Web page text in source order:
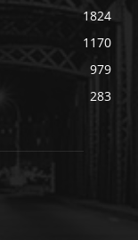
1824
1170
979
283